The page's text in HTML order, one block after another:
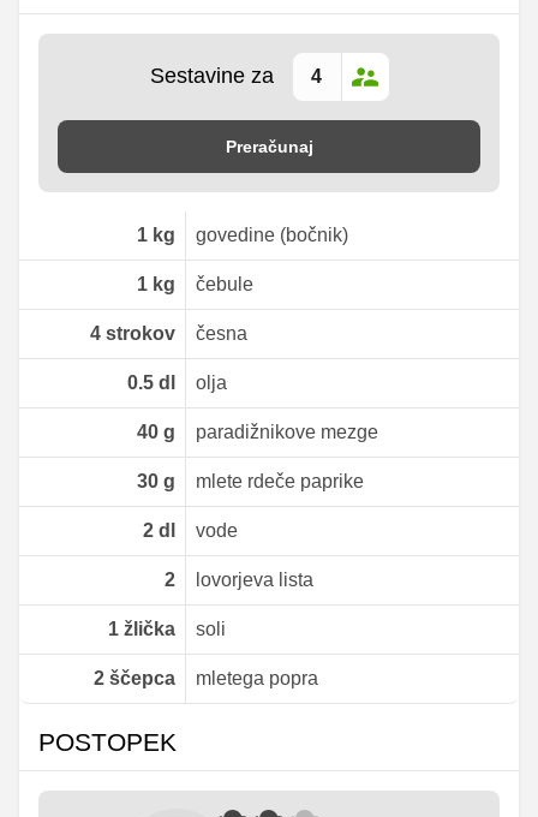
Sestavine za
Preračunaj
1kg govedine (bočnik)
1kg čebule
4strokov česna
0.5dl olja
40g paradižnikove mezge
30g mlete rdeče paprike
2dl vode
2 lovorjeva lista
1žlička soli
2ščepca mletega popra
POSTOPEK